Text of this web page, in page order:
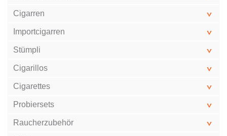
Cigarren
Importcigarren
Stümpli
Cigarillos
Cigarettes
Probiersets
Raucherzubehör